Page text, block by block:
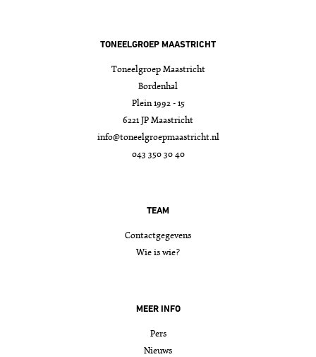
TONEELGROEP MAASTRICHT
Toneelgroep Maastricht
Bordenhal
Plein 1992 - 15
6221 JP Maastricht
info@toneelgroepmaastricht.nl
043 350 30 40
TEAM
Contactgegevens
Wie is wie?
MEER INFO
Pers
Nieuws